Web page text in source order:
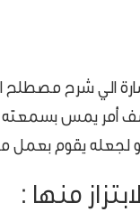
الي شرح مصطلح
يمس بسمعته أو
لجعله يقوم بعمل
منها :